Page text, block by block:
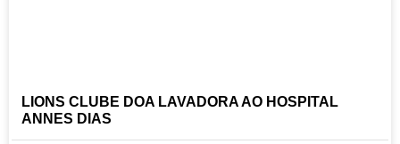
LIONS CLUBE DOA LAVADORA AO HOSPITAL
ANNES DIAS